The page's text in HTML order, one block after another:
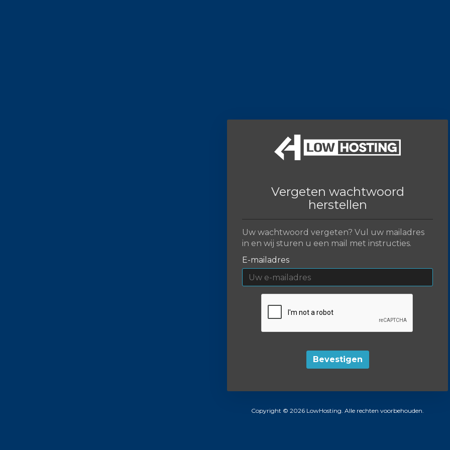
Vergeten wachtwoord
herstellen
Uw wachtwoord vergeten? Vul uw mailadres
in en wij sturen u een mail met instructies.
E-mailadres
Bevestigen
Copyright © 2026 LowHosting. Alle rechten voorbehouden.